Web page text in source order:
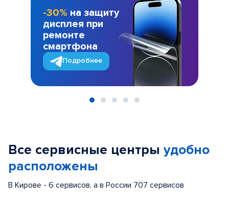
-30% на защиту
дисплея при
ремонте
смартфона
Подробнее
Все сервисные центры удобно
расположены
В Кирове - 6 сервисов, а в России 707 сервисов